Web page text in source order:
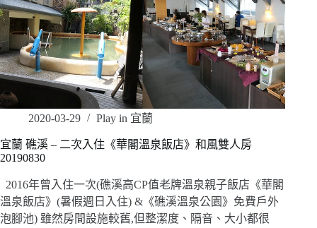
2020-03-29 Play in 宜蘭
宜蘭 礁溪 – 二次入住《華閣溫泉飯店》和風雙人房
20190830
2016年曾入住一次(礁溪高CP值老牌溫泉親子飯店《華閣
溫泉飯店》(暑假週日入住) &《礁溪溫泉公園》免費戶外
泡腳池) 雖然房間設施較舊,但整潔度、隔音、大小都很